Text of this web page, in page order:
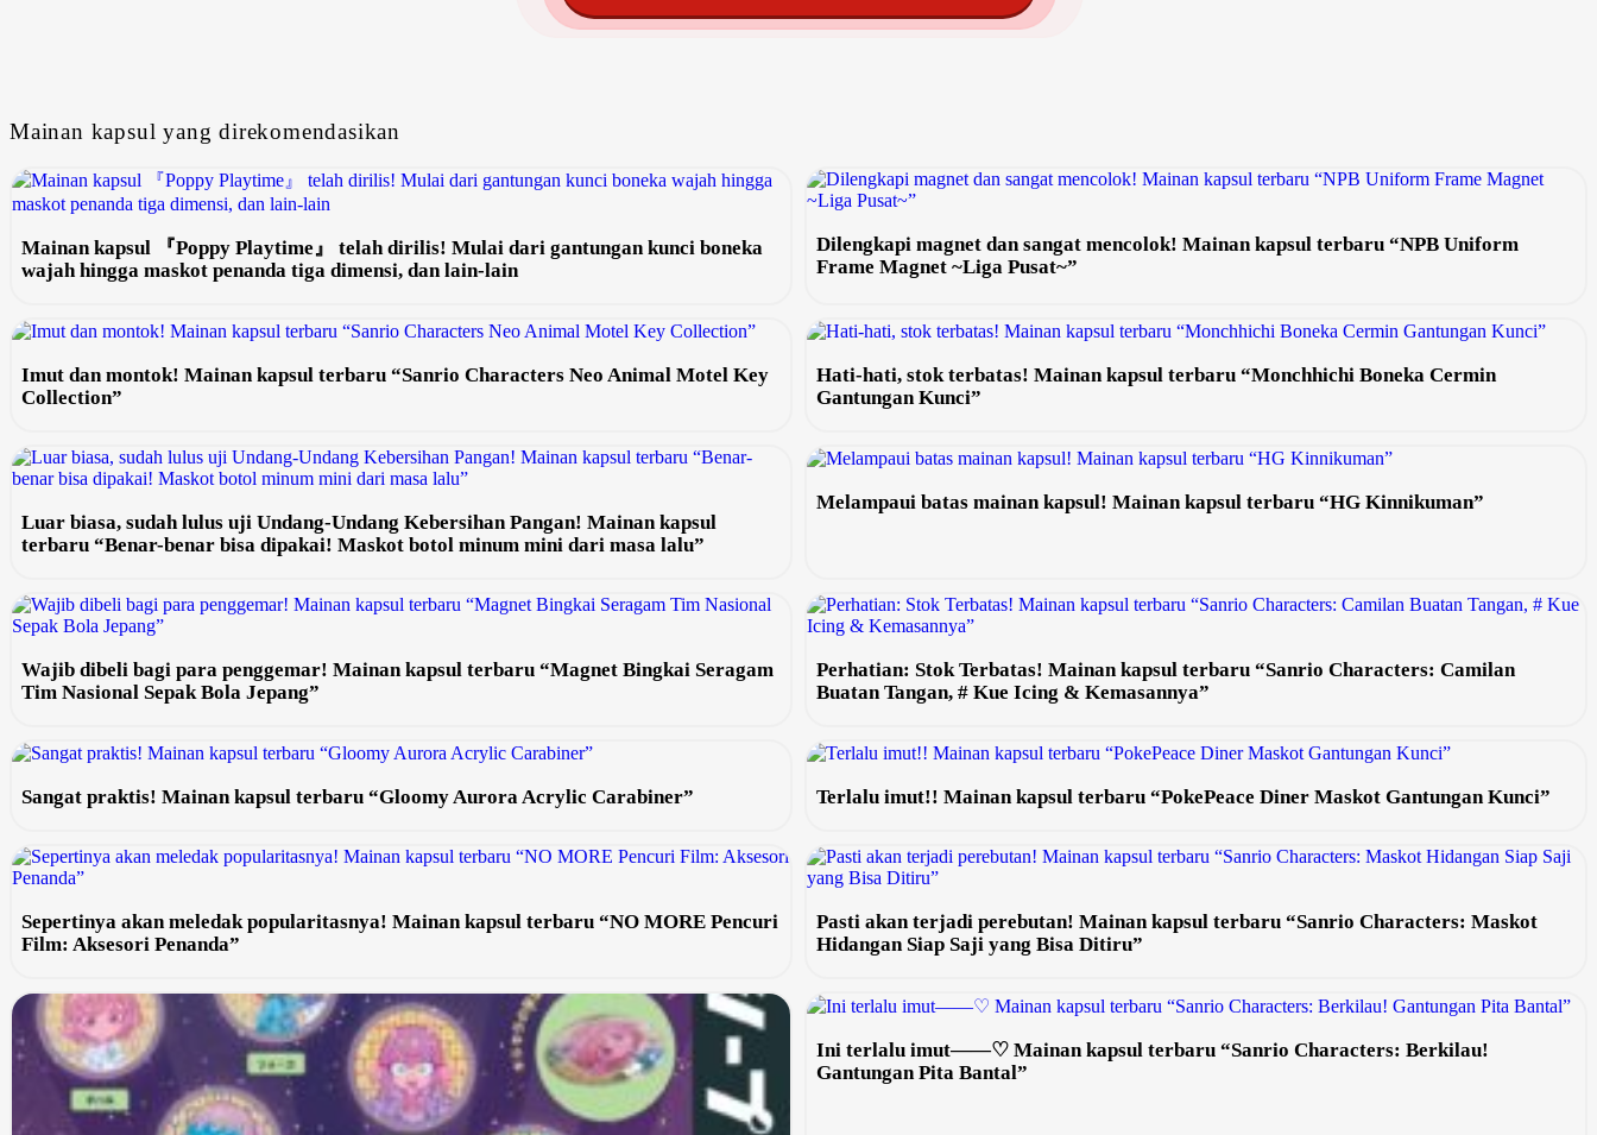
Mainan kapsul yang direkomendasikan
Mainan kapsul 『Poppy Playtime』 telah dirilis! Mulai dari gantungan kunci boneka
wajah hingga maskot penanda tiga dimensi, dan lain-lain
Dilengkapi magnet dan sangat mencolok! Mainan kapsul terbaru “NPB Uniform
Frame Magnet ~Liga Pusat~”
Imut dan montok! Mainan kapsul terbaru “Sanrio Characters Neo Animal Motel Key
Collection”
Hati-hati, stok terbatas! Mainan kapsul terbaru “Monchhichi Boneka Cermin
Gantungan Kunci”
Luar biasa, sudah lulus uji Undang-Undang Kebersihan Pangan! Mainan kapsul
terbaru “Benar-benar bisa dipakai! Maskot botol minum mini dari masa lalu”
Melampaui batas mainan kapsul! Mainan kapsul terbaru “HG Kinnikuman”
Wajib dibeli bagi para penggemar! Mainan kapsul terbaru “Magnet Bingkai Seragam
Tim Nasional Sepak Bola Jepang”
Perhatian: Stok Terbatas! Mainan kapsul terbaru “Sanrio Characters: Camilan
Buatan Tangan, # Kue Icing & Kemasannya”
Sangat praktis! Mainan kapsul terbaru “Gloomy Aurora Acrylic Carabiner” Terlalu imut!! Mainan kapsul terbaru “PokePeace Diner Maskot Gantungan Kunci”
Sepertinya akan meledak popularitasnya! Mainan kapsul terbaru “NO MORE Pencuri
Film: Aksesori Penanda”
Pasti akan terjadi perebutan! Mainan kapsul terbaru “Sanrio Characters: Maskot
Hidangan Siap Saji yang Bisa Ditiru”
Ini terlalu imut——♡ Mainan kapsul terbaru “Sanrio Characters: Berkilau!
Gantungan Pita Bantal”